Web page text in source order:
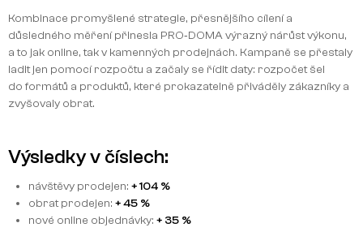
Kombinace promyšlené strategie, přesnějšího cílení a
důsledného měření přinesla PRO‑DOMA výrazný nárůst výkonu,
a to jak online, tak v kamenných prodejnách. Kampaně se přestaly
ladit jen pomocí rozpočtu a začaly se řídit daty: rozpočet šel
do formátů a produktů, které prokazatelně přiváděly zákazníky a
zvyšovaly obrat.
Výsledky v číslech:
návštěvy prodejen: + 104 %
obrat prodejen: + 45 %
nové online objednávky: + 35 %